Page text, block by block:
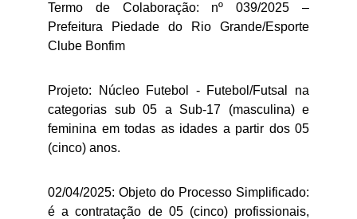
Termo de Colaboração: nº 039/2025 –
Prefeitura Piedade do Rio Grande/Esporte
Clube Bonfim
Projeto: Núcleo Futebol - Futebol/Futsal na
categorias sub 05 a Sub-17 (masculina) e
feminina em todas as idades a partir dos 05
(cinco) anos.
02/04/2025: Objeto do Processo Simplificado:
é a contratação de 05 (cinco) profissionais,